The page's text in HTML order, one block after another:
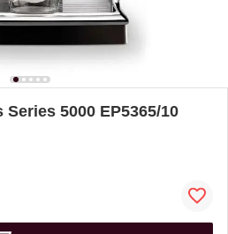
5000 EP5365/10